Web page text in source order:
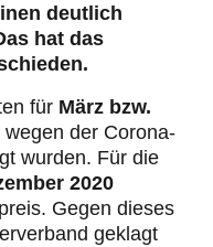
deutlich
hat das
für März bzw.
der Corona-
wurden. Für die
2020
Gegen dieses
geklagt